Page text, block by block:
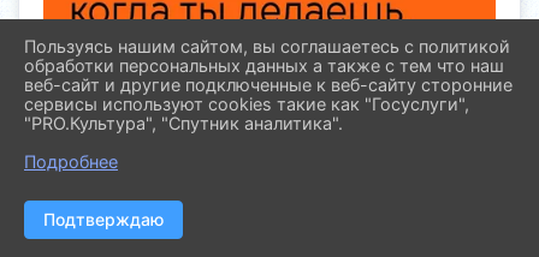
Пользуясь нашим сайтом, вы соглашаетесь с политикой
обработки персональных данных а также с тем что наш
веб-сайт и другие подключенные к веб-сайту сторонние
сервисы используют cookies такие как "Госуслуги",
"PRO.Культура", "Спутник аналитика".
Подробнее
Подтверждаю